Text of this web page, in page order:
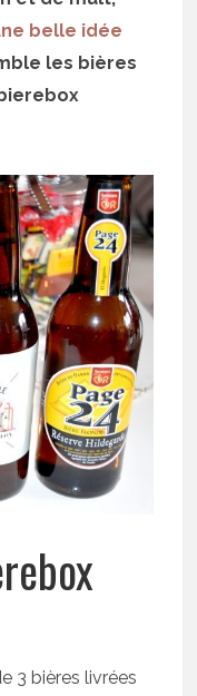
belle idée
les bières
3 bières livrées